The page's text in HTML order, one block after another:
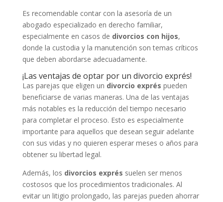
Es recomendable contar con la asesoría de un
abogado especializado en derecho familiar,
especialmente en casos de divorcios con hijos,
donde la custodia y la manutención son temas críticos
que deben abordarse adecuadamente.
¡Las ventajas de optar por un divorcio exprés!
Las parejas que eligen un divorcio exprés pueden
beneficiarse de varias maneras. Una de las ventajas
más notables es la reducción del tiempo necesario
para completar el proceso. Esto es especialmente
importante para aquellos que desean seguir adelante
con sus vidas y no quieren esperar meses o años para
obtener su libertad legal.
Además, los divorcios exprés suelen ser menos
costosos que los procedimientos tradicionales. Al
evitar un litigio prolongado, las parejas pueden ahorrar